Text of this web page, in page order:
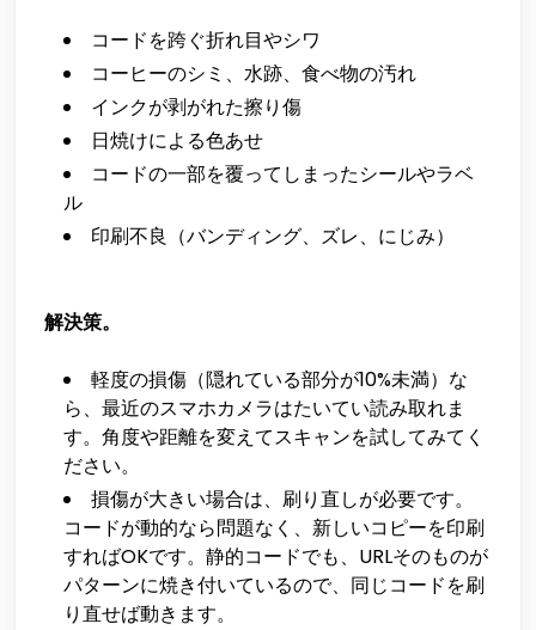
コードを跨ぐ折れ目やシワ
コーヒーのシミ、水跡、食べ物の汚れ
インクが剥がれた擦り傷
日焼けによる色あせ
コードの一部を覆ってしまったシールやラベ
ル
印刷不良（バンディング、ズレ、にじみ）
解決策。
軽度の損傷（隠れている部分が10%未満）な
ら、最近のスマホカメラはたいてい読み取れま
す。角度や距離を変えてスキャンを試してみてく
ださい。
損傷が大きい場合は、刷り直しが必要です。
コードが動的なら問題なく、新しいコピーを印刷
すればOKです。静的コードでも、URLそのものが
パターンに焼き付いているので、同じコードを刷
り直せば動きます。